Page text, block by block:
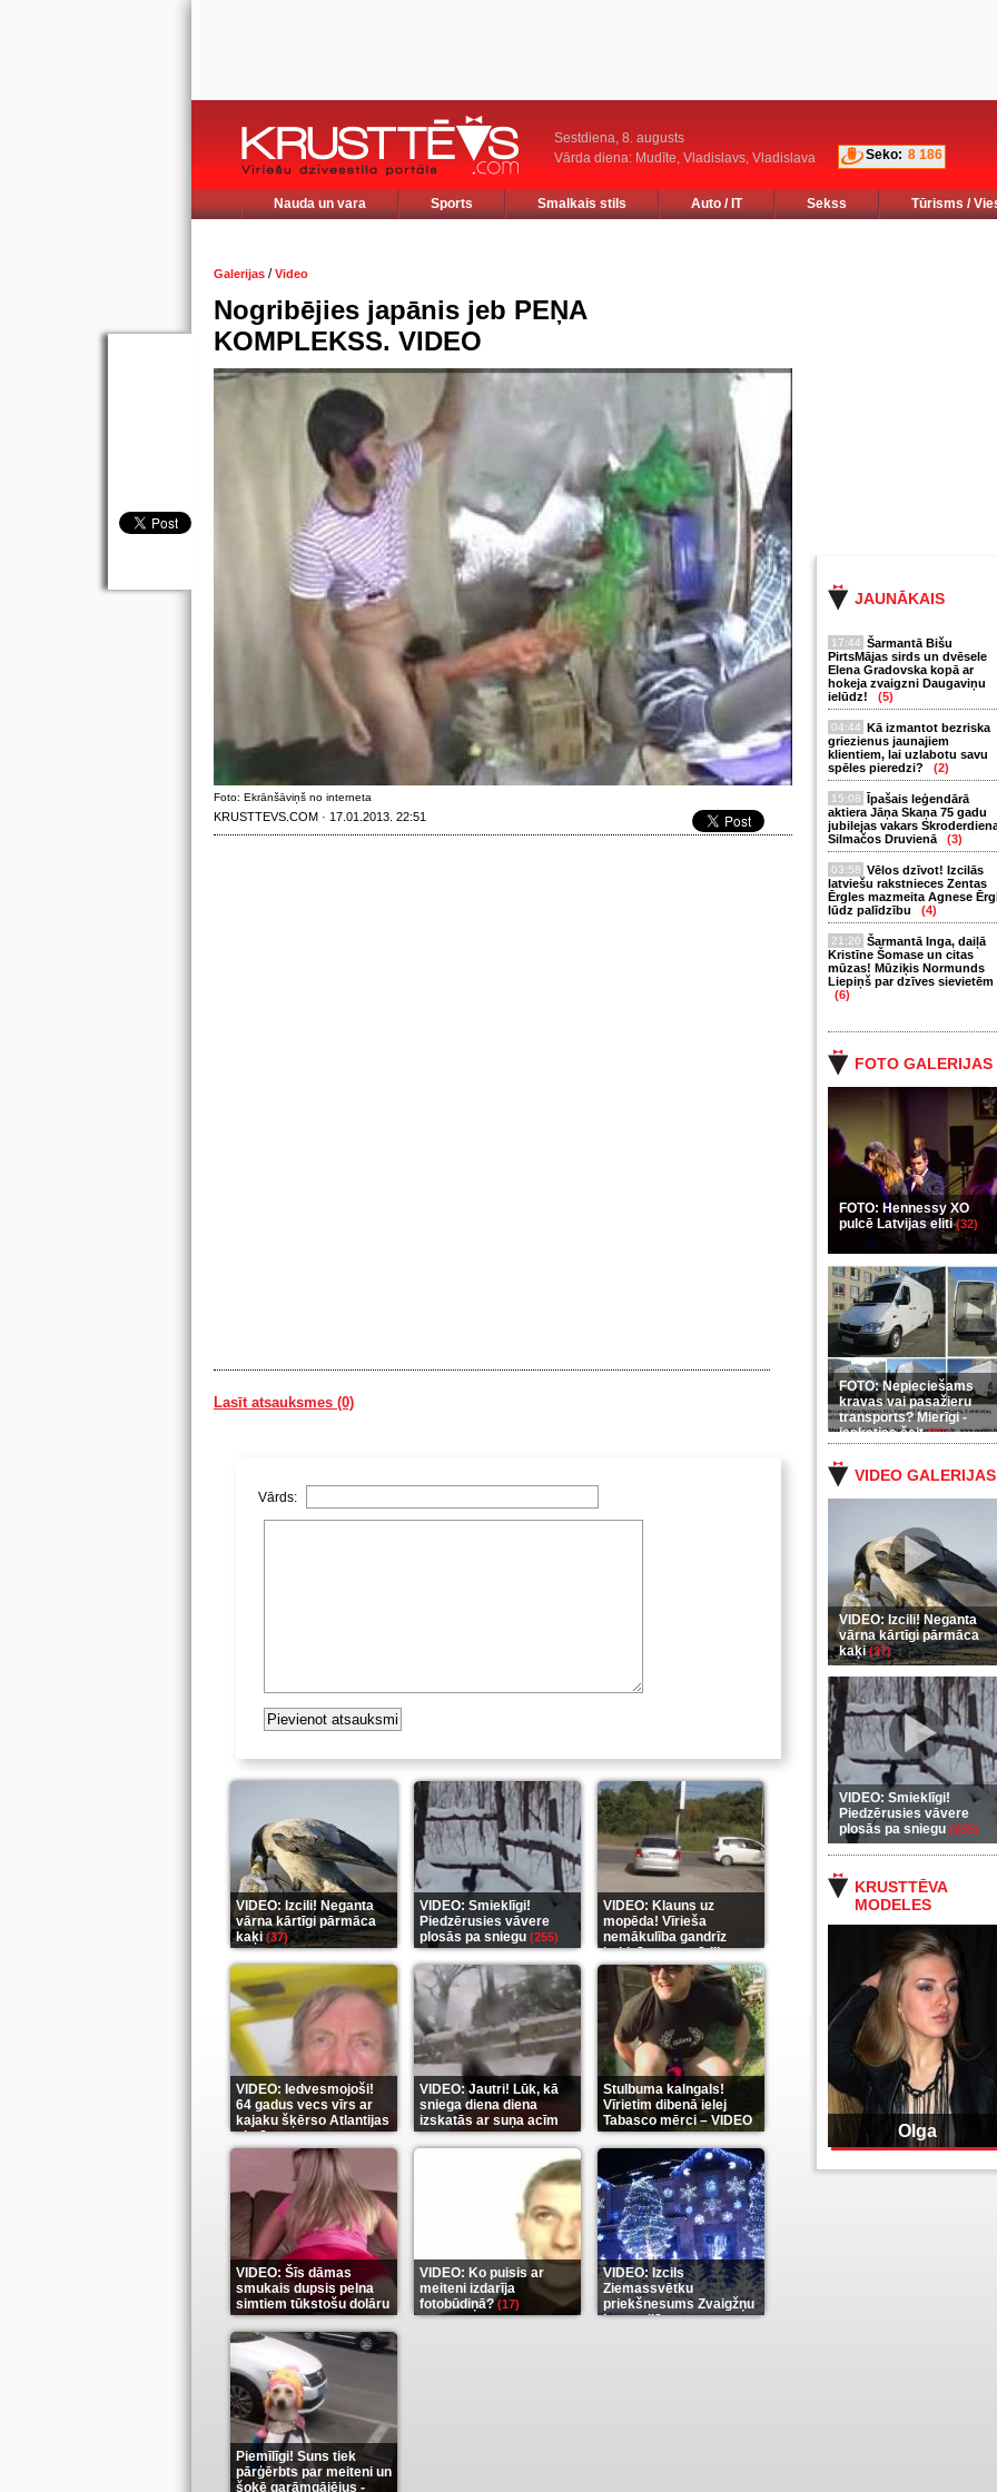
Sestdiena, 8. augusts
Vārda diena: Mudīte, Vladislavs, Vladislava
Seko: 8 186
Nauda un vara Sports Smalkais stils Auto / IT Sekss Tūrisms /
JAUNĀKAIS
17:44 Šarmantā Bišu
PirtsMājas sirds un dvēsele
Elena Gradovska kopā ar
hokeja zvaigzni Daugaviņu
ielūdz!
(5)
04:44 Kā izmantot bezriska
griezienus jaunajiem
klientiem, lai uzlabotu savu
spēles pieredzi?
(2)
15:08 Īpašais leģendārā
aktiera Jāņa Skaņa 75 gadu
jubilejas vakars
Silmačos Druvienā
(3)
03:58 Vēlos dzīvot! Izcilās
latviešu rakstnieces Zentas
Ērgles mazmeita Agnese
lūdz palīdzību
(4)
21:20 Šarmantā Inga, daiļā
Kristīne Šomase un citas
mūzas! Mūziķis Normunds
Liepiņš par dzīves sievietēm
(6)
FOTO GALERIJAS
FOTO: Hennessy XO
pulcē Latvijas eliti(32)
FOTO: Nepieciešams
kravas vai pasažieru
transports? Mierīgi -
ieskaties šeit(35)
VIDEO GALERIJAS
VIDEO: Izcili! Neganta
vārna kārtīgi pārmāca
kaķi(37)
VIDEO: Smieklīgi!
Piedzērusies vāvere
plosās pa sniegu (255)
KRUSTTĒVA
MODELES
Olga
Galerijas /Video
Nogribējies japānis jeb PEŅA
KOMPLEKSS. VIDEO
Foto: Ekrānšāviņš no interneta
KRUSTTEVS.COM · 17.01.2013. 22:51
Lasīt atsauksmes (0)
Vārds:
VIDEO: Izcili! Neganta
vārna kārtīgi pārmāca
kaķi(37)
VIDEO: Smieklīgi!
Piedzērusies vāvere
plosās pa sniegu (255)
VIDEO: Klauns uz
mopēda! Vīrieša
nemākulība gandrīz
beidzās ar tragēdiju
(289)
VIDEO: Iedvesmojoši!
64 gadus vecs vīrs ar
kajaku šķērso Atlantijas
okeānu(5)
VIDEO: Jautri! Lūk, kā
sniega diena diena
izskatās ar suņa acīm
(6)
Stulbuma kalngals!
Vīrietim dibenā ielej
Tabasco mērci – VIDEO
(7)
VIDEO: Šīs dāmas
smukais dupsis pelna
simtiem tūkstošu dolāru
(9)
VIDEO: Ko puisis ar
meiteni izdarīja
fotobūdiņā?(17)
VIDEO: Izcils
Ziemassvētku
priekšnesums Zvaigžņu
karu stilā(7)
Piemīlīgi! Suns tiek
pārģērbts par meiteni un
šokē garāmgājējus -